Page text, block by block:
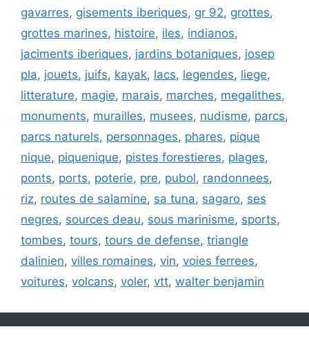
gavarres, gisements iberiques, gr 92, grottes,
grottes marines, histoire, iles, indianos,
jaciments iberiques, jardins botaniques, josep
pla, jouets, juifs, kayak, lacs, legendes, liege,
litterature, magie, marais, marches, megalithes,
monuments, murailles, musees, nudisme, parcs,
parcs naturels, personnages, phares, pique
nique, piquenique, pistes forestieres, plages,
ponts, ports, poterie, pre, pubol, randonnees,
riz, routes de salamine, sa tuna, sagaro, ses
negres, sources deau, sous marinisme, sports,
tombes, tours, tours de defense, triangle
dalinien, villes romaines, vin, voies ferrees,
voitures, volcans, voler, vtt, walter benjamin